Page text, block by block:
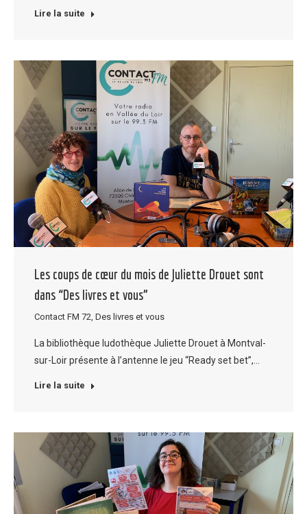
Lire la suite
Les coups de cœur du mois de Juliette Drouet sont
dans “Des livres et vous”
Contact FM 72 Des livres et vous
La bibliothèque ludothèque Juliette Drouet à Montval-
sur-Loir présente à l’antenne le jeu “Ready set bet”,…
Lire la suite